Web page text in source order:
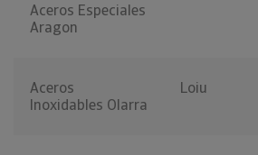
Aceros Especiales
Aragon
Aceros
Inoxidables Olarra
Loiu